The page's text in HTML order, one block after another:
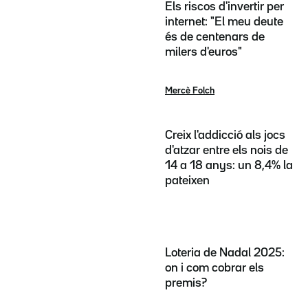
Els riscos d'invertir per
internet: "El meu deute
és de centenars de
milers d'euros"
Mercè Folch
Creix l'addicció als jocs
d'atzar entre els nois de
14 a 18 anys: un 8,4% la
pateixen
Loteria de Nadal 2025:
on i com cobrar els
premis?